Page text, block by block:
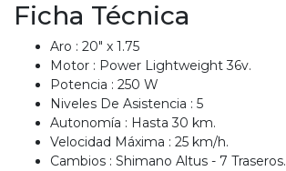
Ficha Técnica
Aro : 20" x 1.75
Motor : Power Lightweight 36v.
Potencia : 250 W
Niveles De Asistencia : 5
Autonomía : Hasta 30 km.
Velocidad Máxima : 25 km/h.
Cambios : Shimano Altus - 7 Traseros.